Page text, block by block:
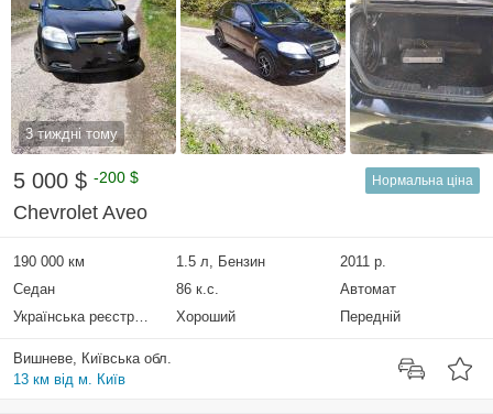
3 тиждні тому
5 000 $ -200 $ Нормальна ціна
Chevrolet Aveo
190 000 км 1.5 л, Бензин
2011 р.
Седан
86 к.с.
Автомат
Українська реєстрація
Хороший Передній
Вишневе, Київська обл.
13 км від м. Київ